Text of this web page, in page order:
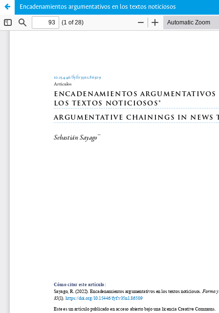
Encadenamientos argumentativos en los textos noticiosos